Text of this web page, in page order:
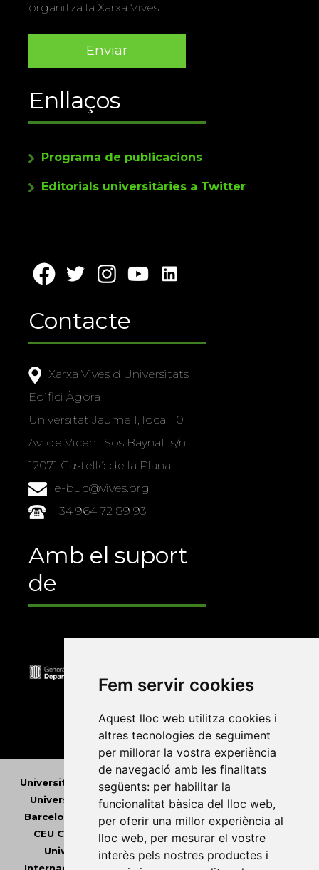
Fem servir cookies
Aquest lloc web utilitza cookies i
altres tecnologies de seguiment
per millorar la vostra experiència
de navegació amb les finalitats
següents: per habilitar la
funcionalitat bàsica del lloc web,
per oferir una millor experiència al
lloc web, per mesurar el vostre
interès pels nostres productes i
organitza la Xarxa Vives.
Enllaços
Programa de publicacions
Editorials universitàries a Twitter
Contacte
Xarxa Vives d'Universitats
Edifici Àgora
Universitat Jaume I, local 10
Av. de Vicent Sos Baynat, s/n
12071 Castelló de la Plana
e-buc@vives.org
+34 964 72 89 93
Amb el suport
de
Universitat Abat Oliba CEU •Universitat d'Alacant
Universitat d'Andorra•Universitat Autònoma de
Barcelona
Universitat de Barcelona•Universitat
CEU Cardenal Herrera
•Universitat de Girona
Universitat de les Illes Balears•Universitat